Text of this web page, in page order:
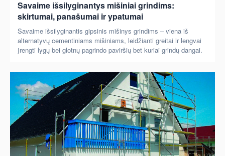
Savaime išsilyginantys mišiniai grindims:
skirtumai, panašumai ir ypatumai
Savaime išsilyginantis gipsinis mišinys grindims – viena iš
alternatyvų cementiniams mišiniams, leidžianti greitai ir lengvai
įrengti lygų bei glotnų pagrindo paviršių bet kuriai grindų dangai.